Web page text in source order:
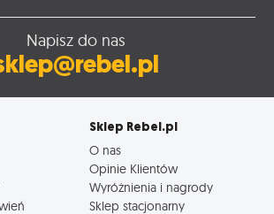
Napisz do nas
Sklep Rebel.pl
O nas
Opinie Klientów
Wyróżnienia i nagrody
Sklep stacjonarny